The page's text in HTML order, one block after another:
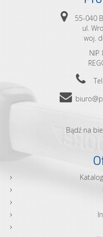
55-040
ul.
woj.
NIP
Bądź na